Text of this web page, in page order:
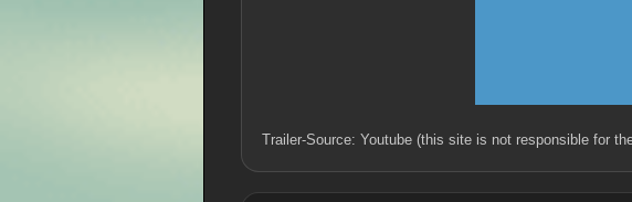
Trailer-Source: Youtube (this site is not responsible for